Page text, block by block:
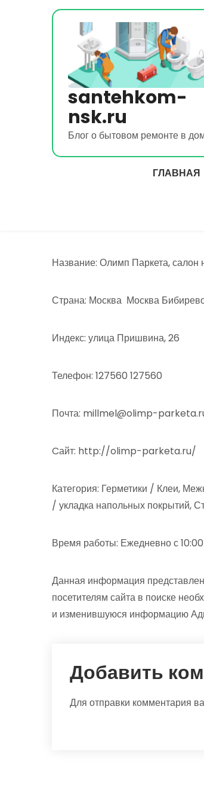
santehkom-
nsk.ru
Блог о бытовом ремонте в
ГЛАВНАЯ
Название: Олимп Паркета, салон
Страна: Москва Москва
Индекс: улица Пришвина, 26
Телефон: 127560 127560
Почта: millmel@olimp-
Cайт: http://olimp-parketa.ru/
Категория: Герметики / Клеи,
/ укладка напольных покрытий,
Время работы: Ежедневно с 10:00
Данная информация
посетителям сайта в поиске
и изменившуюся информацию
Добавить
Для отправки комментария